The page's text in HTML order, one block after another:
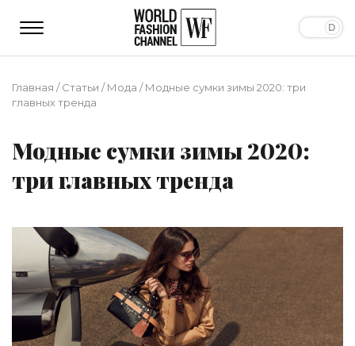
Главная /Статьи /Мода /Модные сумки зимы 2020: три
главных тренда
Модные сумки зимы 2020:
три главных тренда